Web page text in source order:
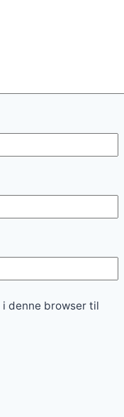
i denne browser til